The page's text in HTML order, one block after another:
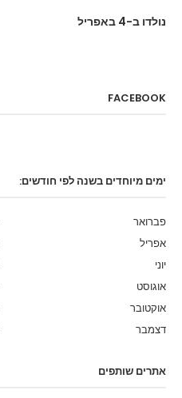
נולדו ב-4 באפריל
FACEBOOK
ימים מיוחדים בשנה לפי חודשים:
פברואר
אפריל
יוני
אוגוסט
אוקטובר
דצמבר
אתרים שותפים